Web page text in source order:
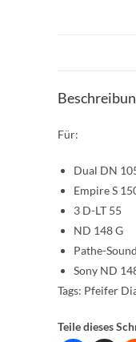
Für:
Dual DN
Empire S
3 D-LT 55
ND 148 G
Pathe-
Sony ND
Tags: Pfeifer
Teile dieses